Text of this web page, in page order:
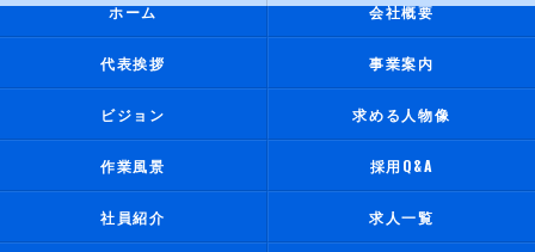
ホーム 会社概要
代表挨拶 事業案内
ビジョン 求める人物像
作業風景 採用Q&A
社員紹介 求人一覧